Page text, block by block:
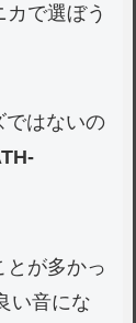
で選ぼう
ではないの
とが多かっ
い音にな